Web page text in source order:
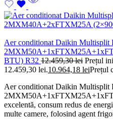
Aer conditionat Daikin Multisplit
BTU) R32 12.459,30lei Prețul
12.459,30 lei.10.964,18 leiPrețul
Aer conditionat Daikin Multisplit
excelentă, consum redus de
multe camere, folosind agent